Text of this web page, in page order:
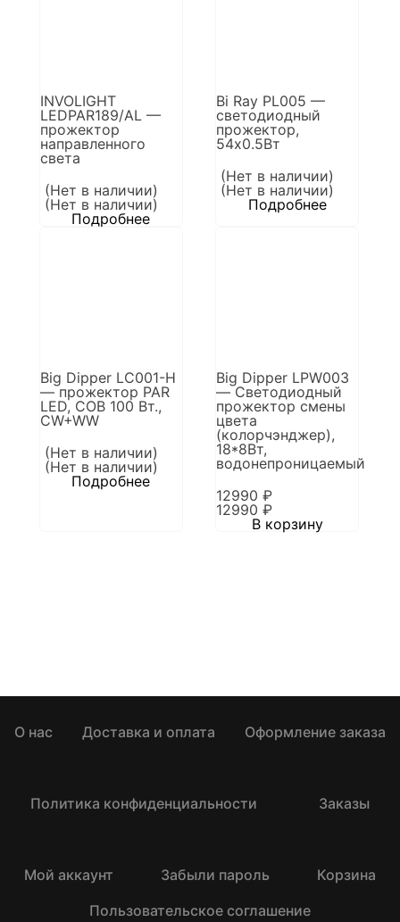
INVOLIGHT
LEDPAR189/AL —
прожектор
направленного
света
(Нет в наличии)
(Нет в наличии)
Подробнее
Bi Ray PL005 —
светодиодный
прожектор,
54х0.5Вт
(Нет в наличии)
(Нет в наличии)
Подробнее
Big Dipper LC001-H
— прожектор PAR
LED, COB 100 Вт.,
CW+WW
(Нет в наличии)
(Нет в наличии)
Подробнее
Big Dipper LPW003
— Светодиодный
прожектор смены
цвета
(колорчэнджер),
18*8Вт,
водонепроницаемый
12990 ₽
12990 ₽
В корзину
О нас Доставка и оплата Оформление заказа
Политика конфиденциальности Заказы
Мой аккаунт Забыли пароль
Корзина
Пользовательское соглашение